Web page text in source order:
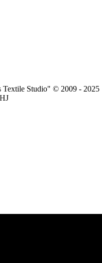
Studio" © 2009 - 2025